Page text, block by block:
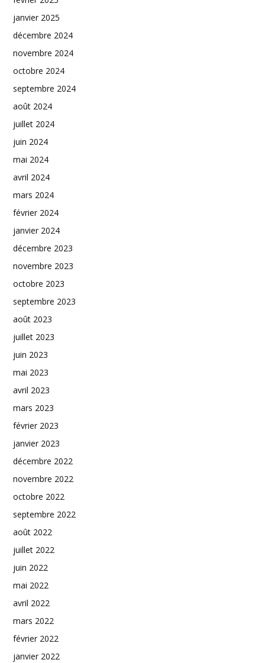
janvier 2025
décembre 2024
novembre 2024
octobre 2024
septembre 2024
août 2024
juillet 2024
juin 2024
mai 2024
avril 2024
mars 2024
février 2024
janvier 2024
décembre 2023
novembre 2023
octobre 2023
septembre 2023
août 2023
juillet 2023
juin 2023
mai 2023
avril 2023
mars 2023
février 2023
janvier 2023
décembre 2022
novembre 2022
octobre 2022
septembre 2022
août 2022
juillet 2022
juin 2022
mai 2022
avril 2022
mars 2022
février 2022
janvier 2022